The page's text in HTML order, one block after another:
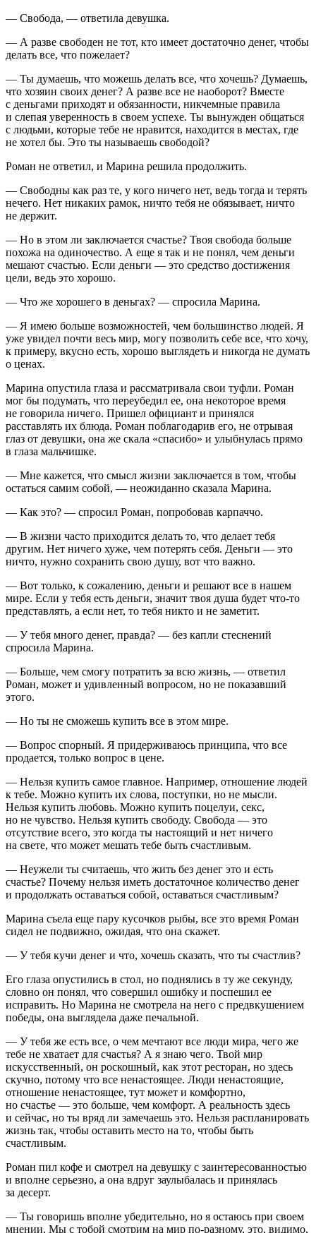
— Свобода, — ответила девушка.
— А разве свободен не тот, кто имеет достаточно денег, чтобы
делать все, что пожелает?
— Ты думаешь, что можешь делать все, что хочешь? Думаешь,
что хозяин своих денег? А разве все не наоборот? Вместе
с деньгами приходят и обязанности, никчемные правила
и слепая уверенность в своем успехе. Ты вынужден общаться
с людьми, которые тебе не нравится, находится в местах, где
не хотел бы. Это ты называешь свободой?
Роман не ответил, и Марина решила продолжить.
— Свободны как раз те, у кого ничего нет, ведь тогда и терять
нечего. Нет никаких рамок, ничто тебя не обязывает, ничто
не держит.
— Но в этом ли заключается счастье? Твоя свобода больше
похожа на одиночество. А еще я так и не понял, чем деньги
мешают счастью. Если деньги — это средство достижения
цели, ведь это хорошо.
— Что же хорошего в деньгах? — спросила Марина.
— Я имею больше возможностей, чем большинство людей. Я
уже увидел почти весь мир, могу позволить себе все, что хочу,
к примеру, вкусно есть, хорошо выглядеть и никогда не думать
о ценах.
Марина опустила глаза и рассматривала свои туфли. Роман
мог бы подумать, что переубедил ее, она некоторое время
не говорила ничего. Пришел официант и принялся
расставлять их блюда. Роман поблагодарив его, не отрывая
глаз от девушки, она же скала «спасибо» и улыбнулась прямо
в глаза мальчишке.
— Мне кажется, что смысл жизни заключается в том, чтобы
остаться самим собой, — неожиданно сказала Марина.
— Как это? — спросил Роман, попробовав карпаччо.
— В жизни часто приходится делать то, что делает тебя
другим. Нет ничего хуже, чем потерять себя. Деньги — это
ничто, нужно сохранить свою душу, вот что важно.
— Вот только, к сожалению, деньги и решают все в нашем
мире. Если у тебя есть деньги, значит твоя душа будет что-то
представлять, а если нет, то тебя никто и не заметит.
— У тебя много денег, правда? — без капли стеснений
спросила Марина.
— Больше, чем смогу потратить за всю жизнь, — ответил
Роман, может и удивленный вопросом, но не показавший
этого.
— Но ты не сможешь купить все в этом мире.
— Вопрос спорный. Я придерживаюсь принципа, что все
продается, только вопрос в цене.
— Нельзя купить самое главное. Например, отношение людей
к тебе. Можно купить их слова, поступки, но не мысли.
Нельзя купить любовь. Можно купить поцелуи, секс,
но не чувство. Нельзя купить свободу. Свобода — это
отсутствие всего, это когда ты настоящий и нет ничего
на свете, что может мешать тебе быть счастливым.
— Неужели ты считаешь, что жить без денег это и есть
счастье? Почему нельзя иметь достаточное количество денег
и продолжать оставаться собой, оставаться счастливым?
Марина съела еще пару кусочков рыбы, все это время Роман
сидел не подвижно, ожидая, что она скажет.
— У тебя кучи денег и что, хочешь сказать, что ты счастлив?
Его глаза опустились в стол, но поднялись в ту же секунду,
словно он понял, что совершил ошибку и поспешил ее
исправить. Но Марина не смотрела на него с предвкушением
победы, она выглядела даже печальной.
— У тебя же есть все, о чем мечтают все люди мира, чего же
тебе не хватает для счастья? А я знаю чего. Твой мир
искусственный, он роскошный, как этот ресторан, но здесь
скучно, потому что все ненастоящее. Люди ненастоящие,
отношение ненастоящее, тут может и комфортно,
но счастье — это больше, чем комфорт. А реальность здесь
и сейчас, но ты вряд ли замечаешь это. Нельзя распланировать
жизнь так, чтобы оставить место на то, чтобы быть
счастливым.
Роман пил кофе и смотрел на девушку с заинтересованностью
и вполне серьезно, а она вдруг заулыбалась и принялась
за десерт.
— Ты говоришь вполне убедительно, но я остаюсь при своем
мнении. Мы с тобой смотрим на мир по-разному, это, видимо,